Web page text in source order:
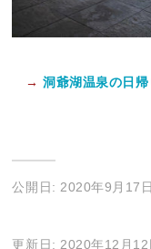
→ 洞爺湖温泉の日
公開日: 2020年9月17日
更新日: 2020年12月12